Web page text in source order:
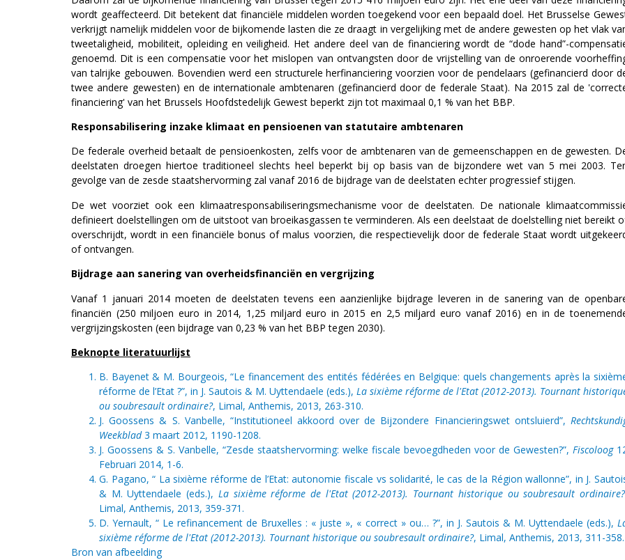
wordt geaffecteerd. Dit betekent dat financiële middelen worden toegekend voor een bepaald doel. Het Brusselse
verkrijgt namelijk middelen voor de bijkomende lasten die ze draagt in vergelijking met de andere gewesten op het vlak
tweetaligheid, mobiliteit, opleiding en veiligheid. Het andere deel van de financiering wordt de “dode hand”-
genoemd. Dit is een compensatie voor het mislopen van ontvangsten door de vrijstelling van de onroerende
van talrijke gebouwen. Bovendien werd een structurele herfinanciering voorzien voor de pendelaars (gefinancierd door
twee andere gewesten) en de internationale ambtenaren (gefinancierd door de federale Staat). Na 2015 zal de
financiering' van het Brussels Hoofdstedelijk Gewest beperkt zijn tot maximaal 0,1 % van het BBP.
Responsabilisering inzake klimaat en pensioenen van statutaire ambtenaren
De federale overheid betaalt de pensioenkosten, zelfs voor de ambtenaren van de gemeenschappen en de gewesten.
deelstaten droegen hiertoe traditioneel slechts heel beperkt bij op basis van de bijzondere wet van 5 mei 2003.
gevolge van de zesde staatshervorming zal vanaf 2016 de bijdrage van de deelstaten echter progressief stijgen.
De wet voorziet ook een klimaatresponsabiliseringsmechanisme voor de deelstaten. De nationale
definieert doelstellingen om de uitstoot van broeikasgassen te verminderen. Als een deelstaat de doelstelling niet bereikt
overschrijdt, wordt in een financiële bonus of malus voorzien, die respectievelijk door de federale Staat wordt
of ontvangen.
Bijdrage aan sanering van overheidsfinanciën en vergrijzing
Vanaf 1 januari 2014 moeten de deelstaten tevens een aanzienlijke bijdrage leveren in de sanering van de
financiën (250 miljoen euro in 2014, 1,25 miljard euro in 2015 en 2,5 miljard euro vanaf 2016) en in de
vergrijzingskosten (een bijdrage van 0,23 % van het BBP tegen 2030).
Beknopte literatuurlijst
B. Bayenet & M. Bourgeois, “Le financement des entités fédérées en Belgique: quels changements après la
réforme de l’Etat ?”, in J. Sautois & M. Uyttendaele (eds.), La sixième réforme de l'Etat (2012-2013). Tournant
ou soubresault ordinaire?, Limal, Anthemis, 2013, 263-310.
J. Goossens & S. Vanbelle, “Institutioneel akkoord over de Bijzondere Financieringswet ontsluierd”,
Weekblad3 maart 2012, 1190-1208.
J. Goossens & S. Vanbelle, “Zesde staatshervorming: welke fiscale bevoegdheden voor de Gewesten?”, Fiscoloog
Februari 2014, 1-6.
G. Pagano, “ La sixième réforme de l’Etat: autonomie fiscale vs solidarité, le cas de la Région wallonne”, in J.
& M. Uyttendaele (eds.), La sixième réforme de l'Etat (2012-2013). Tournant historique ou soubresault ordinaire?
Limal, Anthemis, 2013, 359-371.
D. Yernault, “ Le refinancement de Bruxelles : « juste », « correct » ou… ?”, in J. Sautois & M. Uyttendaele (eds.),
sixième réforme de l'Etat (2012-2013). Tournant historique ou soubresault ordinaire?, Limal, Anthemis, 2013, 311-358.
Bron van afbeelding